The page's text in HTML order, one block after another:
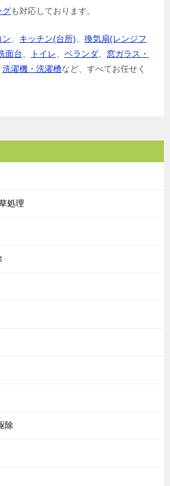
グも対応しております。
ン キッチン(台所)
換気扇(レンジフ
面台 トイレ ベランダ
窓ガラス・
洗濯機・洗濯槽など、すべてお任せく
処理
除